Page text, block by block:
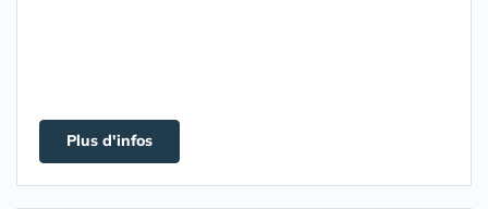
Plus d'infos